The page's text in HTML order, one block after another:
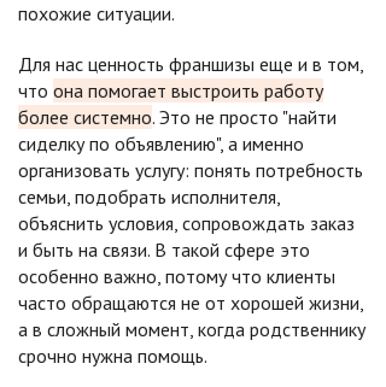
похожие ситуации.
Для нас ценность франшизы еще и в том,
что она помогает выстроить работу
более системно. Это не просто "найти
сиделку по объявлению", а именно
организовать услугу: понять потребность
семьи, подобрать исполнителя,
объяснить условия, сопровождать заказ
и быть на связи. В такой сфере это
особенно важно, потому что клиенты
часто обращаются не от хорошей жизни,
а в сложный момент, когда родственнику
срочно нужна помощь.